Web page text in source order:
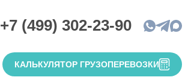
+7 (499) 302-23-90
КАЛЬКУЛЯТОР ГРУЗОПЕРЕВОЗКИ